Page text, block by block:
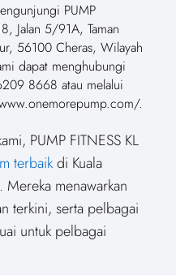
PUMP
Jalan 5/91A, Taman
56100 Cheras, Wilayah
dapat menghubungi
8668 atau melalui
.
PUMP FITNESS KL
terbaikdi Kuala
menawarkan
terkini, serta pelbagai
untuk pelbagai